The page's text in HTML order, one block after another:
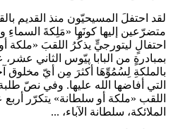
لقد احتفلَ المسيحيّون منذ القديم
متضرّعين إليها كونَها «مَلِكةَ السماءِ
احتفالٍ ليتورجيٍّ يذكُرُ اللقبَ «ملكة
بالملكةِ لِسُمُوِّهَا أكثرَ مِن أيّ مخلوق
التي أفاضها الله عليها. وفي نصّ
اللقب «ملكة أو سلطانة» يتكرّر
الملائكة، سلطانة الآباء، ...